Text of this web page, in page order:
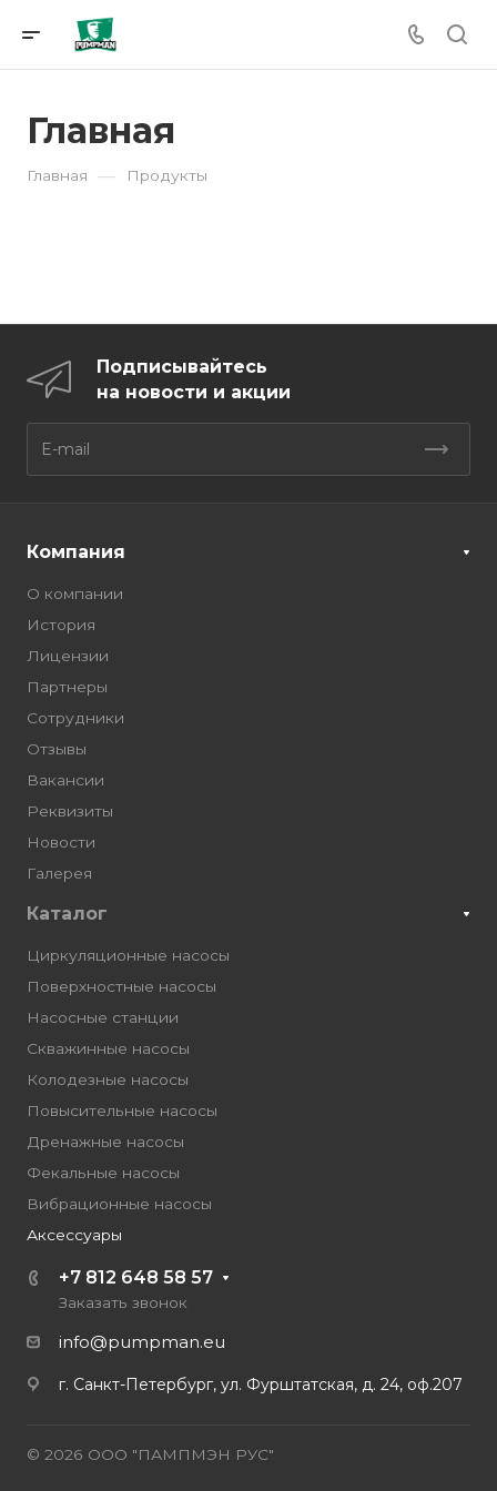
Главная
Главная — Продукты
Подписывайтесь
на новости и акции
Компания
О компании
История
Лицензии
Партнеры
Сотрудники
Отзывы
Вакансии
Реквизиты
Новости
Галерея
Каталог
Циркуляционные насосы
Поверхностные насосы
Насосные станции
Скважинные насосы
Колодезные насосы
Повысительные насосы
Дренажные насосы
Фекальные насосы
Вибрационные насосы
Аксессуары
+7 812 648 58 57
Заказать звонок
info@pumpman.eu
г. Санкт-Петербург, ул. Фурштатская, д. 24, оф.207
© 2026 ООО "ПАМПМЭН РУС"